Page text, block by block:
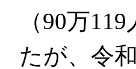
（90万
たが、令